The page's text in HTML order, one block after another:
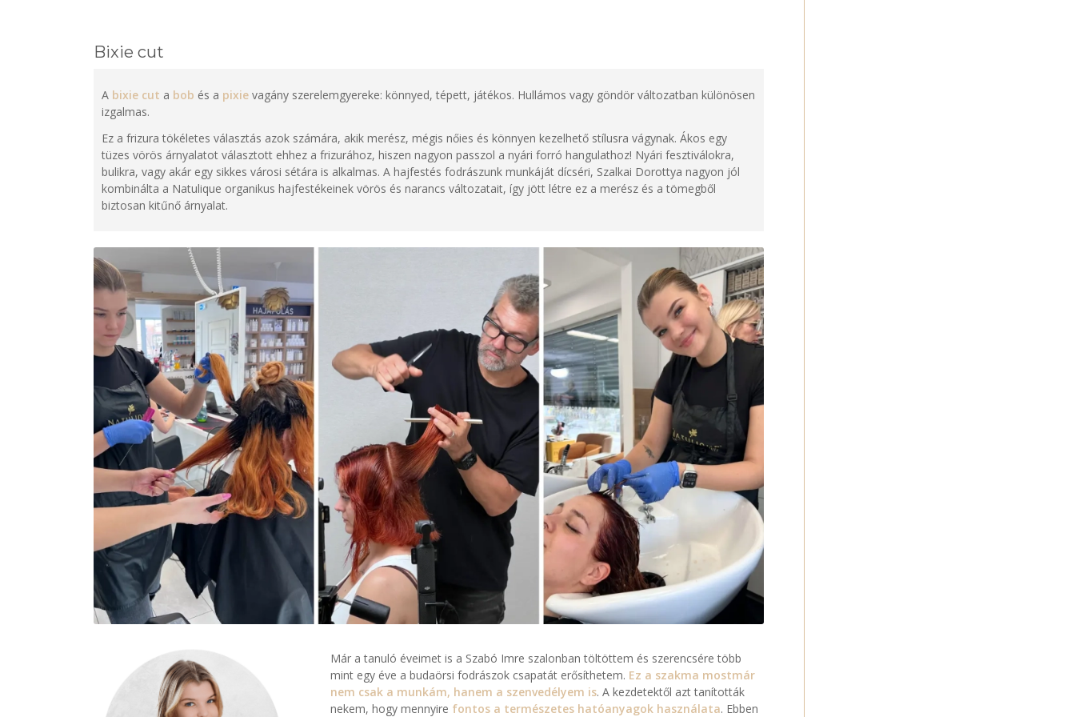
Bixie cut
A bixie cut a bob és a pixie vagány szerelemgyereke: könnyed, tépett, játékos. Hullámos vagy göndör változatban különösen
izgalmas.
Ez a frizura tökéletes választás azok számára, akik merész, mégis nőies és könnyen kezelhető stílusra vágynak. Ákos egy
tüzes vörös árnyalatot választott ehhez a frizurához, hiszen nagyon passzol a nyári forró hangulathoz! Nyári fesztiválokra,
bulikra, vagy akár egy sikkes városi sétára is alkalmas.A hajfestés fodrászunk munkáját dícséri, Szalkai Dorottya nagyon jól
kombinálta a Natulique organikus hajfestékeinek vörös és narancs változatait, így jött létre ez a merész és a tömegből
biztosan kitűnő árnyalat.
Már a tanuló éveimet is a Szabó Imre szalonban töltöttem és szerencsére több
mint egy éve a budaörsi fodrászok csapatát erősíthetem. Ez a szakma mostmár
nem csak a munkám, hanem a szenvedélyem is. A kezdetektől azt tanították
nekem, hogy mennyire fontos a természetes hatóanyagok használata. Ebben